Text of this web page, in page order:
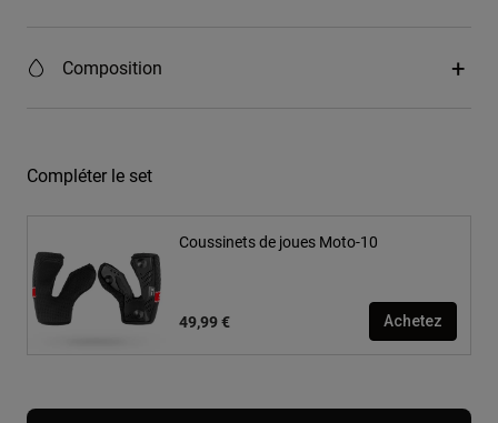
Composition
Compléter le set
Coussinets de joues Moto-10
49,99 € Achetez